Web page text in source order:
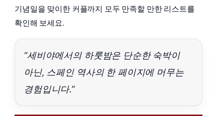
기념일을 맞이한 커플까지 모두 만족할 만한 리스트를
확인해 보세요.
“세비야에서의 하룻밤은 단순한 숙박이
아닌, 스페인 역사의 한 페이지에 머무는
경험입니다.”